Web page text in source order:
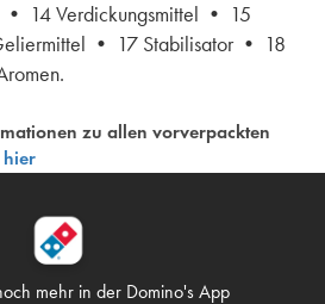
• 14 Verdickungsmittel • 15
• 17 Stabilisator • 18
zu allen vorverpackten
hier
mehr in der Domino's App